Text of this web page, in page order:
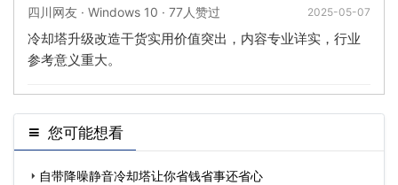
四川网友 · Windows 10 · 77人赞过 2025-05-07
冷却塔升级改造干货实用价值突出，内容专业详实，行业
参考意义重大。
您可能想看
自带降噪静音冷却塔让你省钱省事还省心